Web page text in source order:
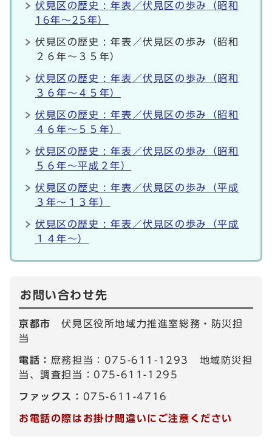
伏見区の歴史 : 年表／伏見区の歩み（昭和
16年～25年）
伏見区の歴史 : 年表／伏見区の歩み（昭和
２６年～３５年）
伏見区の歴史 : 年表／伏見区の歩み（昭和
３６年～４５年）
伏見区の歴史 : 年表／伏見区の歩み（昭和
４６年～５５年）
伏見区の歴史 : 年表／伏見区の歩み（昭和
５６年～平成２年）
伏見区の歴史 : 年表／伏見区の歩み（平成
３年～１３年）
伏見区の歴史 : 年表／伏見区の歩み（平成
１４年～）
お問い合わせ先
京都市伏見区役所地域力推進室総務・防災担
当
電話： 庶務担当：075-611-1293 地域防災担
当、調査担当：075-611-1295
ファックス： 075-611-4716
お電話の際はお掛け間違いにご注意ください